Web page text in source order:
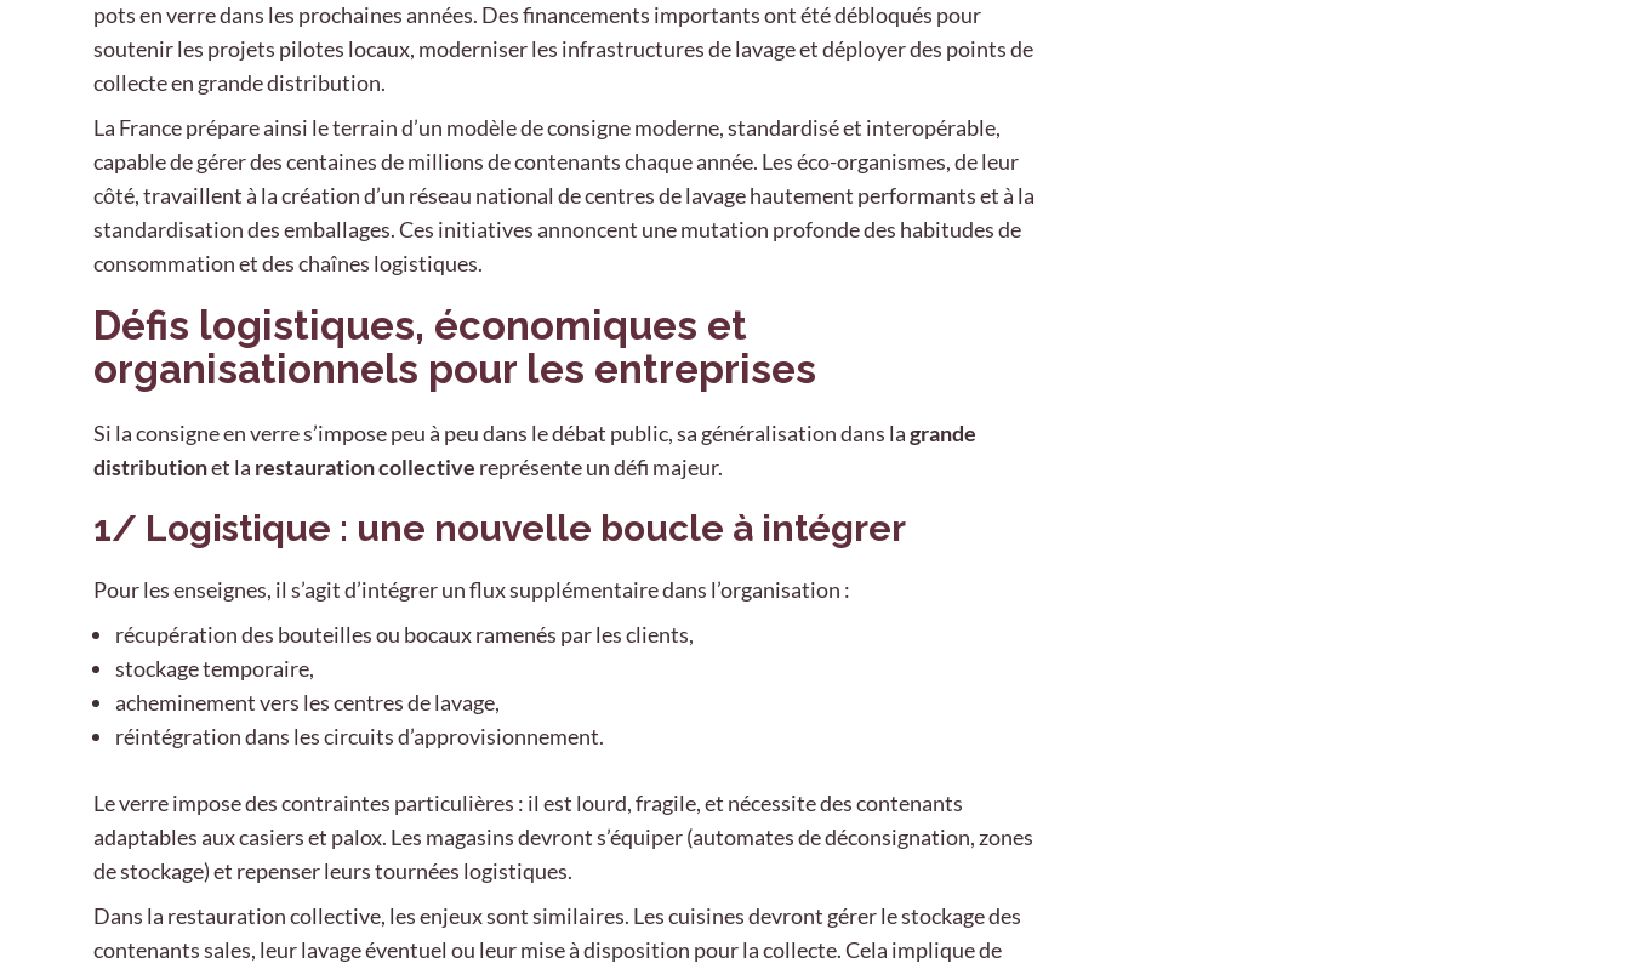
pots en verre dans les prochaines années. Des financements importants ont été débloqués pour
soutenir les projets pilotes locaux, moderniser les infrastructures de lavage et déployer des points de
collecte en grande distribution.
La France prépare ainsi le terrain d’un modèle de consigne moderne, standardisé et interopérable,
capable de gérer des centaines de millions de contenants chaque année. Les éco-organismes, de leur
côté, travaillent à la création d’un réseau national de centres de lavage hautement performants et à la
standardisation des emballages. Ces initiatives annoncent une mutation profonde des habitudes de
consommation et des chaînes logistiques.
Défis logistiques, économiques et
organisationnels pour les entreprises
Si la consigne en verre s’impose peu à peu dans le débat public, sa généralisation dans lagrande
distributionet la restauration collective représente un défi majeur.
1/ Logistique : une nouvelle boucle à intégrer
Pour les enseignes, il s’agit d’intégrer un flux supplémentaire dans l’organisation :
récupération des bouteilles ou bocaux ramenés par les clients,
stockage temporaire,
acheminement vers les centres de lavage,
réintégration dans les circuits d’approvisionnement.
Le verre impose des contraintes particulières : il est lourd, fragile, et nécessite des contenants
adaptables aux casiers et palox. Les magasins devront s’équiper (automates de déconsignation, zones
de stockage) et repenser leurs tournées logistiques.
Dans la restauration collective, les enjeux sont similaires. Les cuisines devront gérer le stockage des
contenants sales, leur lavage éventuel ou leur mise à disposition pour la collecte. Cela implique de